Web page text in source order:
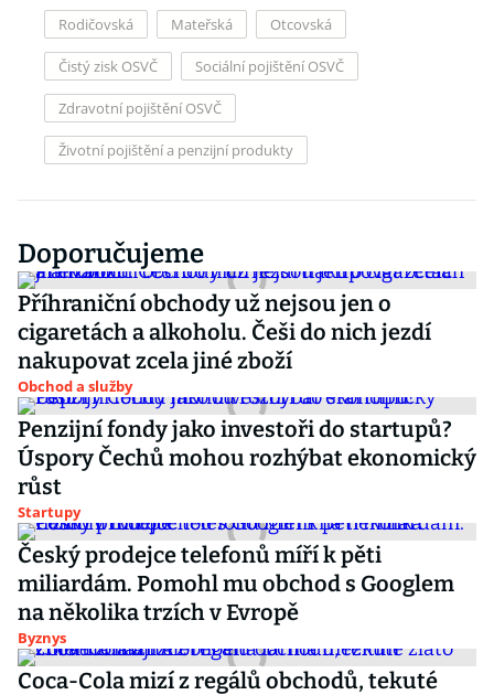
Rodičovská Mateřská Otcovská
Čistý zisk OSVČ Sociální pojištění OSVČ
Zdravotní pojištění OSVČ
Životní pojištění a penzijní produkty
Doporučujeme
Příhraniční obchody už nejsou jen o
cigaretách a alkoholu. Češi do nich jezdí
nakupovat zcela jiné zboží
Obchod a služby
Penzijní fondy jako investoři do startupů?
Úspory Čechů mohou rozhýbat ekonomický
růst
Startupy
Český prodejce telefonů míří k pěti
miliardám. Pomohl mu obchod s Googlem
na několika trzích v Evropě
Byznys
Coca-Cola mizí z regálů obchodů, tekuté